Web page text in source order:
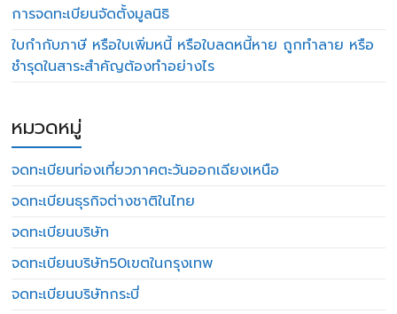
การจดทะเบียนจัดตั้งมูลนิธิ
ใบกำกับภาษี หรือใบเพิ่มหนี้ หรือใบลดหนี้หาย ถูกทำลาย หรือ
ชำรุดในสาระสำคัญต้องทำอย่างไร
หมวดหมู่
จดทะเบียนท่องเที่ยวภาคตะวันออกเฉียงเหนือ
จดทะเบียนธุรกิจต่างชาติในไทย
จดทะเบียนบริษัท
จดทะเบียนบริษัท50เขตในกรุงเทพ
จดทะเบียนบริษัทกระบี่